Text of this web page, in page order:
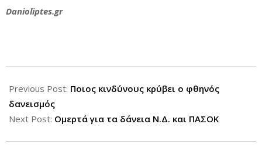
Danioliptes.gr
10-
21
Previous Post: Ποιος κινδύνους κρύβει ο φθηνός
δανεισμός
Next Post: Ομερτά για τα δάνεια Ν.Δ. και ΠΑΣΟΚ